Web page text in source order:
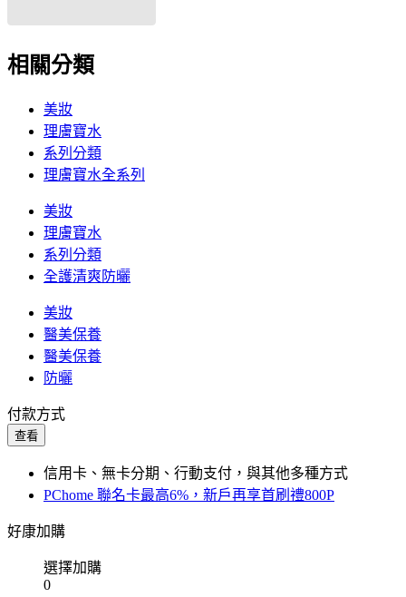
相關分類
美妝
理膚寶水
系列分類
理膚寶水全系列
美妝
理膚寶水
系列分類
全護清爽防曬
美妝
醫美保養
醫美保養
防曬
付款方式
查看
信用卡、無卡分期、行動支付，與其他多種方式
PChome 聯名卡最高6%，新戶再享首刷禮800P
好康加購
選擇加購
0